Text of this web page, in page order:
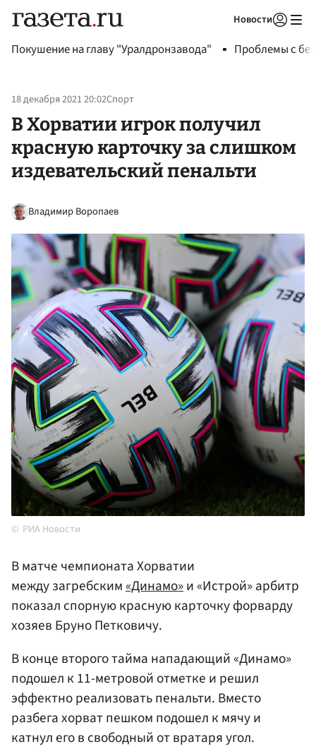
Новости
Покушение на главу "Уралдронзавода" Проблемы с
18 декабря 2021 20:02Спорт
В Хорватии игрок получил
красную карточку за слишком
издевательский пенальти
Владимир Воропаев
РИА Новости
В матче чемпионата Хорватии
между загребским«Динамо»и «Истрой» арбитр
показал спорную красную карточку форварду
хозяев Бруно Петковичу.
В конце второго тайма нападающий «Динамо»
подошел к 11-метровой отметке и решил
эффектно реализовать пенальти. Вместо
разбега хорват пешком подошел к мячу и
катнул его в свободный от вратаря угол.